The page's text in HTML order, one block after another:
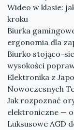
Wideo w klasie:
kroku
Biurka
ergonomia dla
Biurko stojąco-
wysokości
Elektronika z
Nowoczesnych
Jak rozpoznać
elektroniczne —
Luksusowe AGD